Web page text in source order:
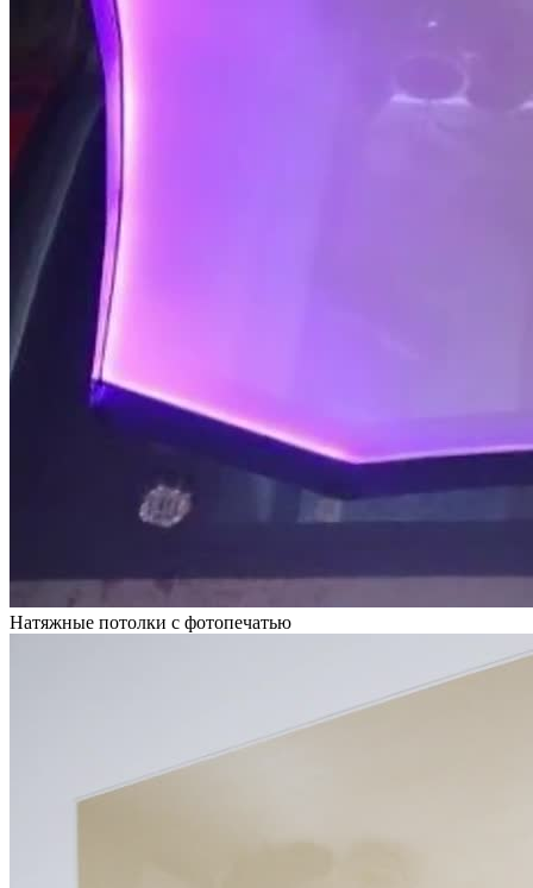
Натяжные потолки с фотопечатью